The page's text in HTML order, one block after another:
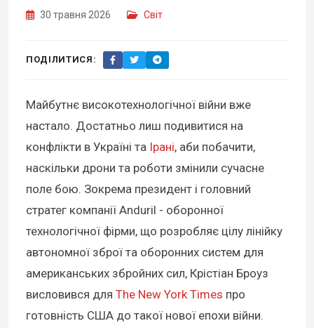
30 травня 2026 Світ
ПОДІЛИТИСЯ:
Майбутнє високотехнологічної війни вже
настало. Достатньо лиш подивитися на
конфлікти в Україні та Ірані, аби побачити,
наскільки дрони та роботи змінили сучасне
поле бою. Зокрема президент і головний
стратег компанії Anduril - оборонної
технологічної фірми, що розробляє цілу лінійку
автономної зброї та оборонних систем для
американських збройних сил, Крістіан Броуз
висловився для The New York Times про
готовність США до такої нової епохи війни.